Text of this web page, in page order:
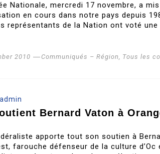
Nationale, mercredi 17 novembre, a
en cours dans notre pays depuis
représentants de la Nation ont voté
2010 Communiqués – Région, Tous les
admin
Bernard Vaton à
apporte tout son soutien à
farouche défenseur de la culture